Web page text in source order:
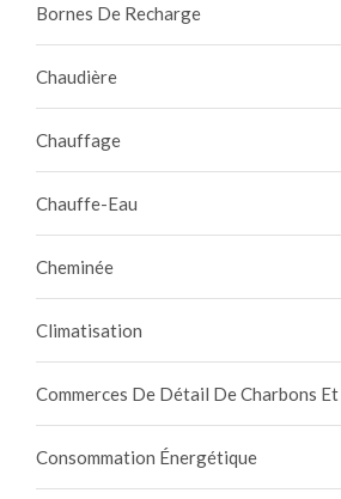
Bornes De Recharge
Chaudière
Chauffage
Chauffe-Eau
Cheminée
Climatisation
Commerces De Détail De Charbons
Consommation Énergétique